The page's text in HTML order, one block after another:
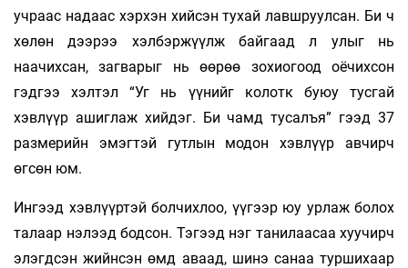
учраас надаас хэрхэн хийсэн тухай лавшруулсан. Би ч
хөлөн дээрээ хэлбэржүүлж байгаад л улыг нь
наачихсан, загварыг нь өөрөө зохиогоод оёчихсон
гэдгээ хэлтэл “Уг нь үүнийг колотк буюу тусгай
хэвлүүр ашиглаж хийдэг. Би чамд тусалъя” гээд 37
размерийн эмэгтэй гутлын модон хэвлүүр авчирч
өгсөн юм.
Ингээд хэвлүүртэй болчихлоо, үүгээр юу урлаж болох
талаар нэлээд бодсон. Тэгээд нэг танилаасаа хуучирч
элэгдсэн жийнсэн өмд аваад, шинэ санаа туршихаар